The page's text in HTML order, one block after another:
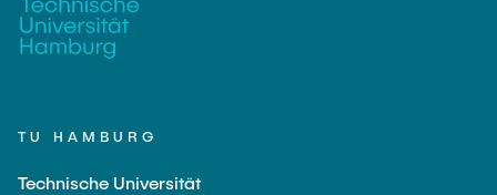
TU HAMBURG
Technische Universität